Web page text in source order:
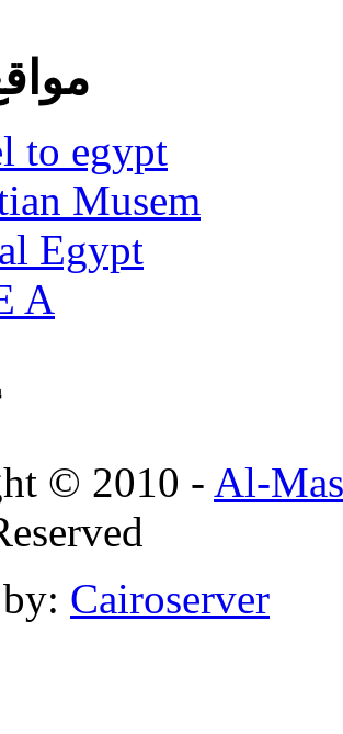
to egypt
Musem
Egypt
A
© 2010 - Al-
Cairoserver